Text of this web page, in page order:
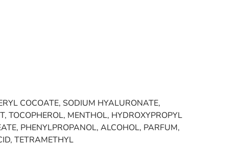
COCOATE, SODIUM HYALURONATE,
TOCOPHEROL, MENTHOL, HYDROXYPROPYL
PHENYLPROPANOL, ALCOHOL, PARFUM,
TETRAMETHYL